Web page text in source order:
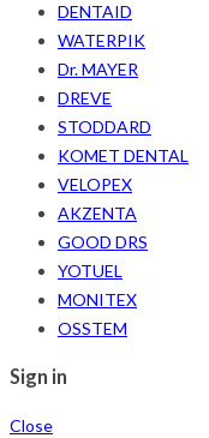
DENTAID
WATERPIK
Dr. MAYER
DREVE
STODDARD
KOMET DENTAL
VELOPEX
AKZENTA
GOOD DRS
YOTUEL
MONITEX
OSSTEM
Sign in
Close